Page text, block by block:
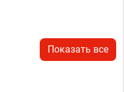
Показать все